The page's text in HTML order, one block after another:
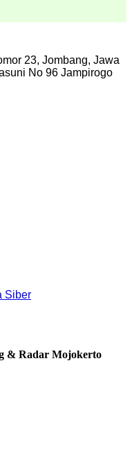
23, Jombang, Jawa
No 96 Jampirogo
Siber
& Radar Mojokerto